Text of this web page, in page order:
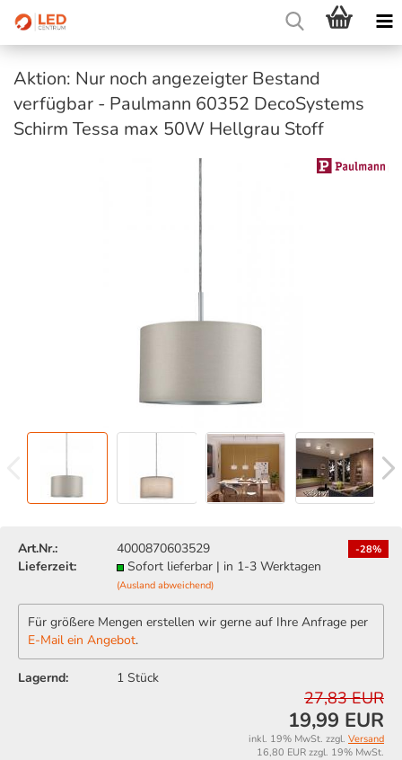
Aktion: Nur noch angezeigter Bestand
verfügbar - Paulmann 60352 DecoSystems
Schirm Tessa max 50W Hellgrau Stoff
-28%
Art.Nr.:
4000870603529
Lieferzeit:
Sofort lieferbar | in 1-3 Werktagen
(Ausland abweichend)
Für größere Mengen erstellen wir gerne auf Ihre Anfrage per
E-Mail ein Angebot.
Lagernd: 1 Stück
27,83 EUR
19,99 EUR
inkl. 19% MwSt. zzgl. Versand
16,80 EUR zzgl. 19% MwSt.